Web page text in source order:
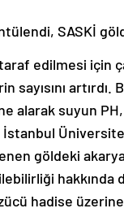
SASKİ
edilmesi için
artırdı.
alarak suyun
göldeki
hakkında
hadise